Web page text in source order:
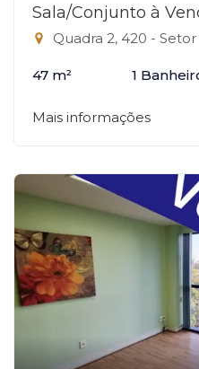
Sala/Conjunto à
Quadra 2, 420 - Setor de
47 m² 1
Mais informações